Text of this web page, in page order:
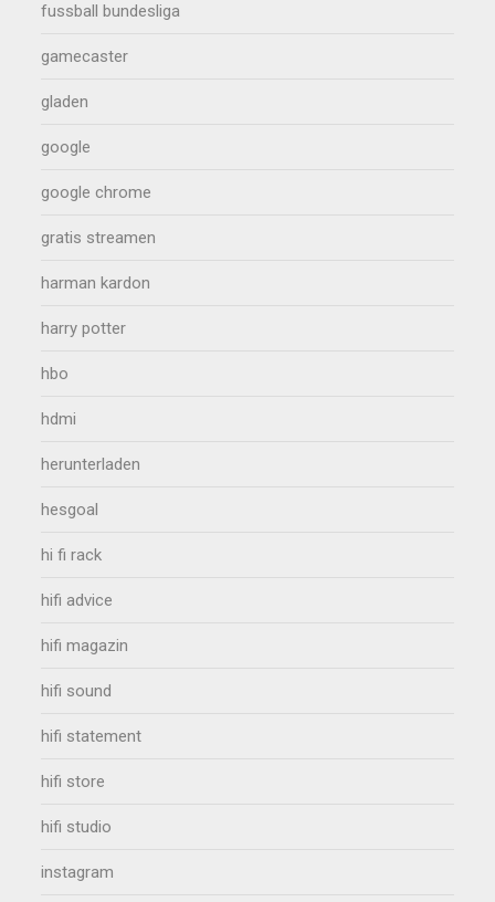
fussball bundesliga
gamecaster
gladen
google
google chrome
gratis streamen
harman kardon
harry potter
hbo
hdmi
herunterladen
hesgoal
hi fi rack
hifi advice
hifi magazin
hifi sound
hifi statement
hifi store
hifi studio
instagram